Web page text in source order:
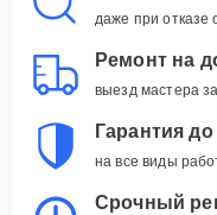
даже при отказе
Ремонт на
выезд мастера
Гарантия до
на все виды
Срочный